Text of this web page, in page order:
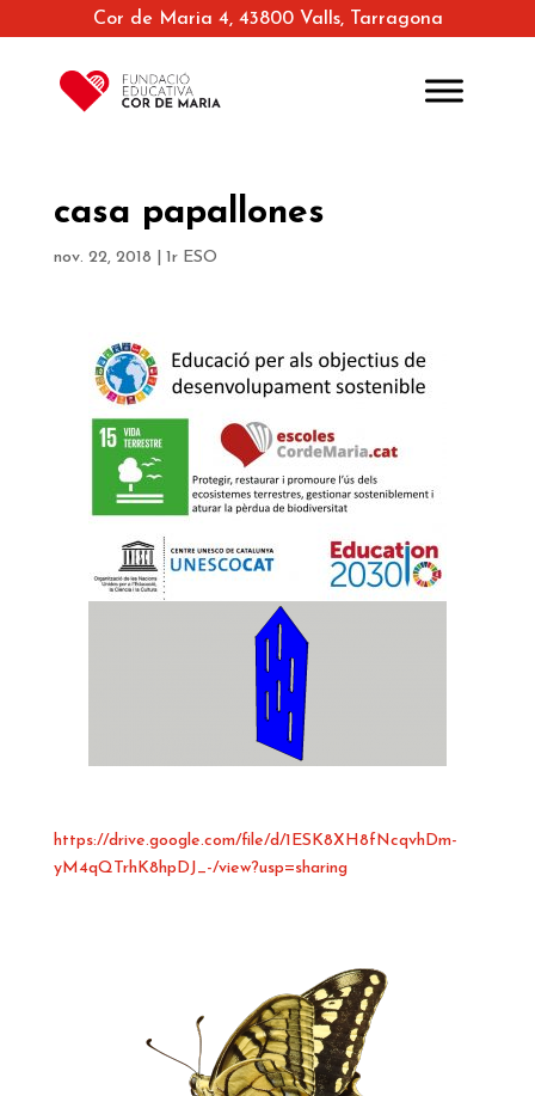
Cor de Maria 4, 43800 Valls, Tarragona
casa papallones
nov. 22, 2018 1r ESO
https://drive.google.com/file/d/1ESK8XH8fNcqvhDm-
yM4qQTrhK8hpDJ_-/view?usp=sharing